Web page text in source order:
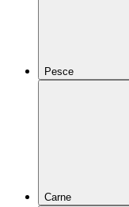
Pesce
Carne